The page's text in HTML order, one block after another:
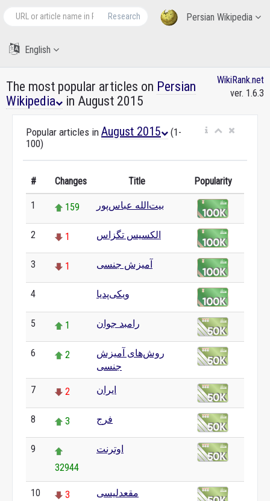
Persian Wikipedia
Research
English
The most popular articles on Persian
Wikipedia
in August 2015
WikiRank.net
ver. 1.6.3
Popular articles in August 2015
(1-
100)
# Changes Title Popularity
1 159 بیت‌الله عباس‌پور
2 1 الکسیس تگزاس
3 1 آمیزش جنسی
4 ویکی‌پدیا
5 1 رامبد جوان
6 2
روش‌های آمیزش
جنسی
7 2 ایران
8 3 فرج
9
32944
اوترنت
10 3 مقعدلیسی